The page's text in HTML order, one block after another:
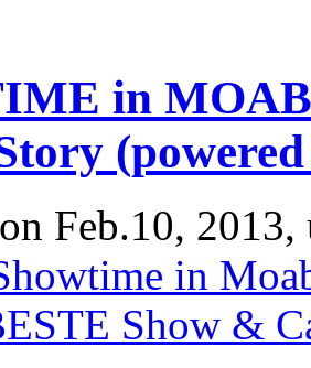
in
on Feb.10,
in
Show &